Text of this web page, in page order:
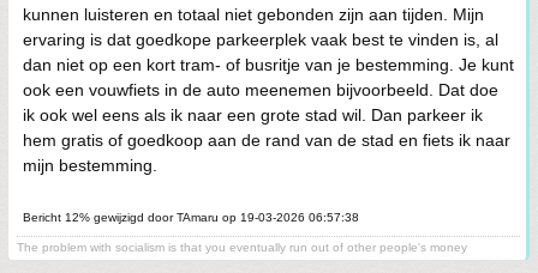
kunnen luisteren en totaal niet gebonden zijn aan tijden. Mijn
ervaring is dat goedkope parkeerplek vaak best te vinden is, al
dan niet op een kort tram- of busritje van je bestemming. Je kunt
ook een vouwfiets in de auto meenemen bijvoorbeeld. Dat doe
ik ook wel eens als ik naar een grote stad wil. Dan parkeer ik
hem gratis of goedkoop aan de rand van de stad en fiets ik naar
mijn bestemming.
Bericht 12% gewijzigd door TAmaru op 19-03-2026 06:57:38
The problem with socialism is that you eventually run out of other people's money